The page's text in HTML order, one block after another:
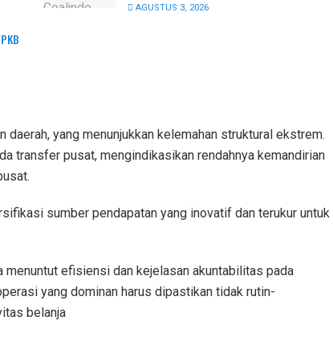
AGUSTUS 3, 2026
yang menunjukkan kelemahan struktural ekstrem.
transfer pusat, mengindikasikan rendahnya kemandirian
sumber pendapatan yang inovatif dan terukur untuk
menuntut efisiensi dan kejelasan akuntabilitas pada
yang dominan harus dipastikan tidak rutin-
belanja